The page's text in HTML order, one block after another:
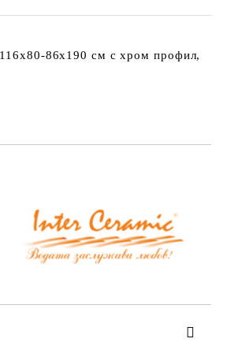
86х190 см с хром профил,